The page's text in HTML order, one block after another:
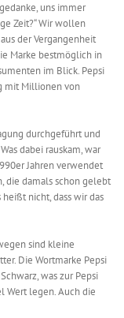
uns immer
Zeit?“ Wir wollen
der Vergangenheit
Marke bestmöglich in
im Blick. Pepsi
mit Millionen von
durchgeführt und
dabei rauskam, war
Jahren verwendet
die damals schon gelebt
nicht, dass wir das
sind kleine
Die Wortmarke Pepsi
was zur Pepsi
Wert legen. Auch die